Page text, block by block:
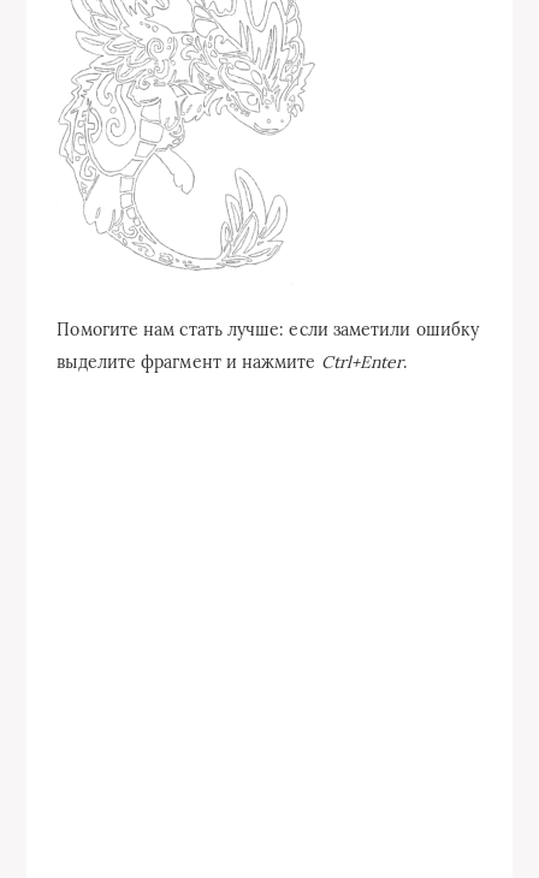
Помогите нам стать лучше: если заметили ошибку
выделите фрагмент и нажмите Ctrl+Enter.